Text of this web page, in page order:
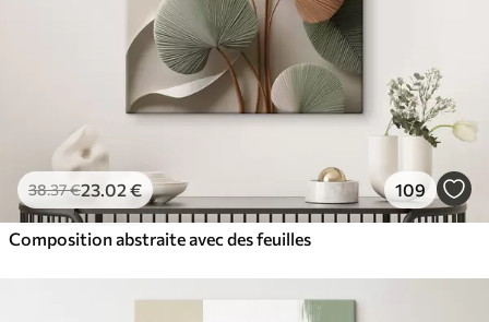
38.37€23.02€ 109
Composition abstraite avec des feuilles